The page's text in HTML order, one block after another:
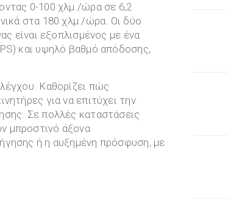
0-100 χλμ./ώρα σε 6,2
στα 180 χλμ./ώρα. Οι δύο
είναι εξοπλισμένος με ένα
και υψηλό βαθμό απόδοσης,
Καθορίζει πώς
για να επιτύχει την
Σε πολλές καταστάσεις
μπροστινό άξονα
ή η αυξημένη πρόσφυση, με